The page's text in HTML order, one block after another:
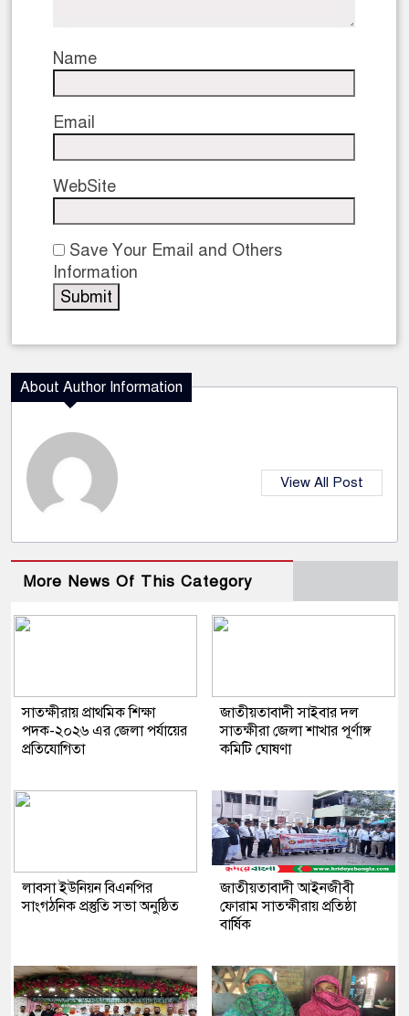
Name
Email
WebSite
Save Your Email and Others
Information
About Author Information
View All Post
More News Of This Category
সাতক্ষীরায় প্রাথমিক শিক্ষা
পদক-২০২৬ এর জেলা পর্যায়ের
প্রতিযোগিতা
জাতীয়তাবাদী সাইবার দল
সাতক্ষীরা জেলা শাখার পূর্ণাঙ্গ
কমিটি ঘোষণা
লাবসা ইউনিয়ন বিএনপির
সাংগঠনিক প্রস্তুতি সভা অনুষ্ঠিত
জাতীয়তাবাদী আইনজীবী
ফোরাম সাতক্ষীরায় প্রতিষ্ঠা
বার্ষিক